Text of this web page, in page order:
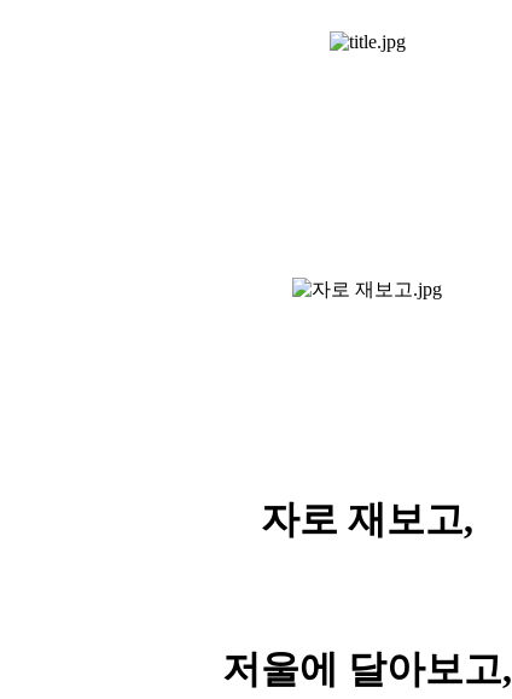
자로 재보고,
저울에 달아보고,